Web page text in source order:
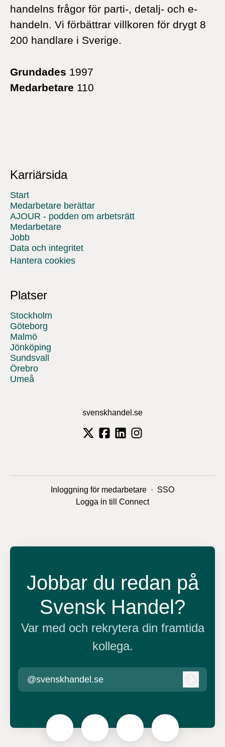
handelns frågor för parti-, detalj- och e-
handeln. Vi förbättrar villkoren för drygt 8
200 handlare i Sverige.
Grundades 1997
Medarbetare 110
Karriärsida
Start
Medarbetare berättar
AJOUR - podden om arbetsrätt
Medarbetare
Jobb
Data och integritet
Hantera cookies
Platser
Stockholm
Göteborg
Malmö
Jönköping
Sundsvall
Örebro
Umeå
svenskhandel.se
Inloggning för medarbetare · SSO
Logga in till Connect
Jobbar du redan på
Svensk Handel?
Var med och rekrytera din framtida
kollega.
@svenskhandel.se